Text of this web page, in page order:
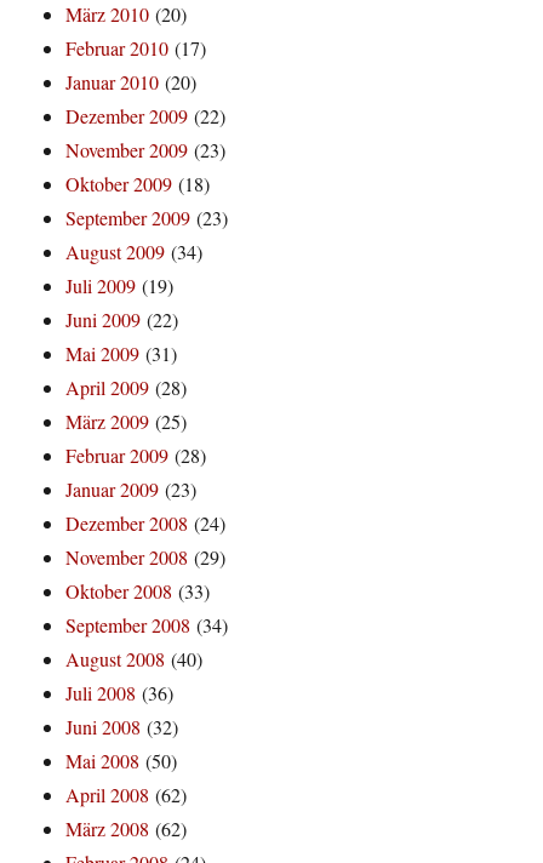
März 2010 (20)
Februar 2010 (17)
Januar 2010 (20)
Dezember 2009 (22)
November 2009 (23)
Oktober 2009 (18)
September 2009 (23)
August 2009 (34)
Juli 2009 (19)
Juni 2009 (22)
Mai 2009 (31)
April 2009 (28)
März 2009 (25)
Februar 2009 (28)
Januar 2009 (23)
Dezember 2008 (24)
November 2008 (29)
Oktober 2008 (33)
September 2008 (34)
August 2008 (40)
Juli 2008 (36)
Juni 2008 (32)
Mai 2008 (50)
April 2008 (62)
März 2008 (62)